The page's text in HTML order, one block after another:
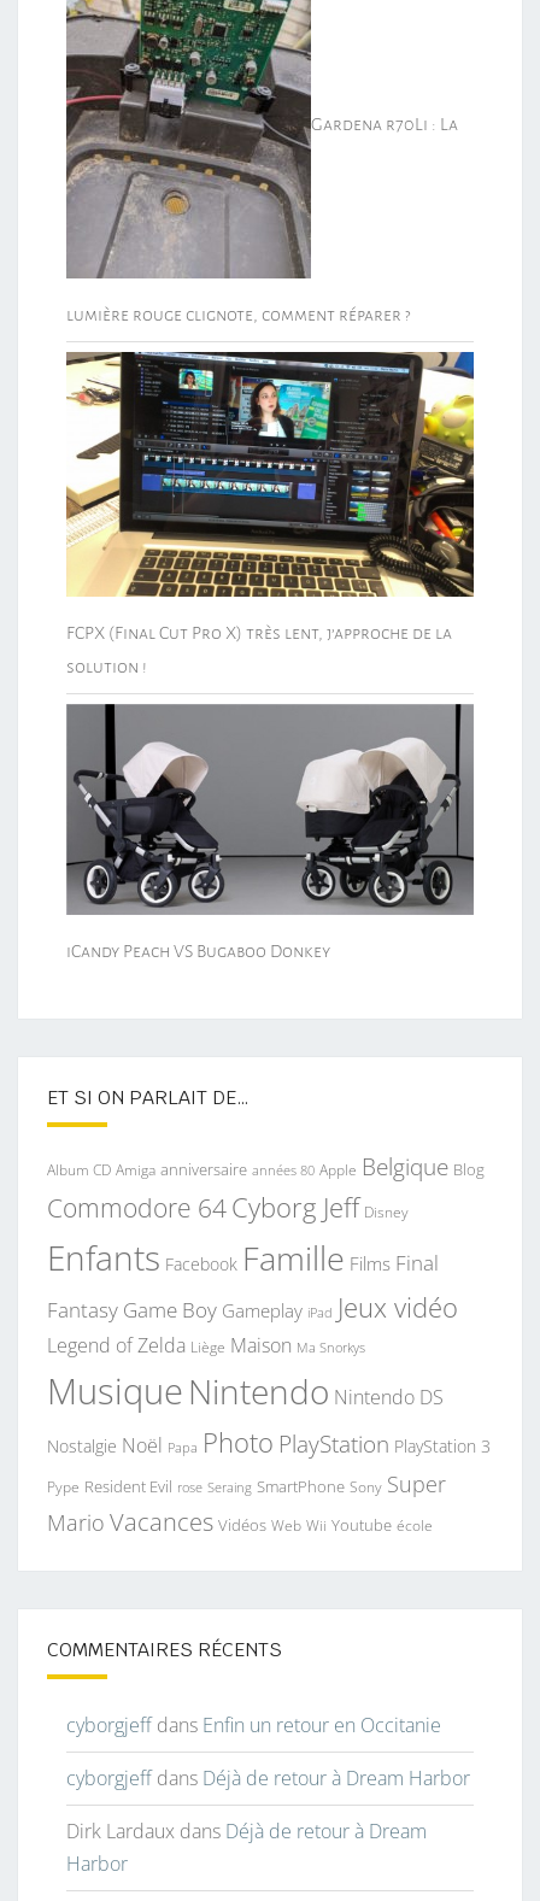
Gardena r70Li : La
lumière rouge clignote, comment réparer ?
FCPX (Final Cut Pro X) très lent, j’approche de la
solution !
iCandy Peach VS Bugaboo Donkey
ET SI ON PARLAIT DE…
Album CD Amiga anniversaire années 80 Apple Belgique Blog
Commodore 64Cyborg Jeff Disney
Enfants Facebook Famille Films Final
Fantasy Game Boy Gameplay iPad Jeux vidéo
Legend of Zelda Liège Maison Ma Snorkys
MusiqueNintendo Nintendo DS
Nostalgie Noël Papa Photo PlayStation PlayStation 3
Pype Resident Evil rose Seraing SmartPhone Sony Super
Mario Vacances Vidéos Web Wii Youtube école
COMMENTAIRES RÉCENTS
cyborgjeffdans Enfin un retour en Occitanie
cyborgjeffdans Déjà de retour à Dream Harbor
Dirk Lardaux dans Déjà de retour à Dream
Harbor